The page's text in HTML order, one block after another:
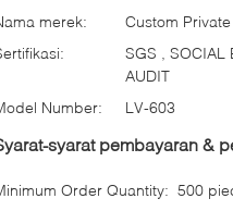
merek:
Custom
SGS , SOCIAL
AUDIT
Number:
LV-603
syarat pembayaran &
Order Quantity: 500